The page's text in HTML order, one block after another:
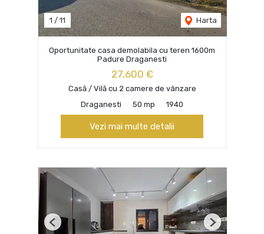
1 / 11 Harta
Oportunitate casa demolabila cu teren 1600m
Padure Draganesti
27,600 €
Casă / Vilă cu 2 camere de vânzare
Draganesti
50 mp 1940
Vezi mai multe detalii
Previous Next